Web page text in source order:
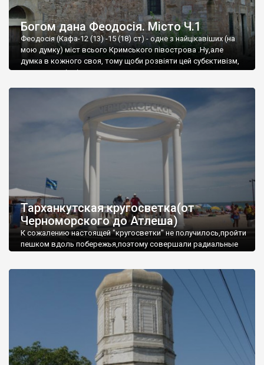
Богом дана Феодосія. Місто Ч.1
Феодосія (Кафа-12 (13) -15 (18) ст) - одне з найцікавіших (на
мою думку) міст всього Кримського півострова .Ну,але
думка в кожного своя, тому щоби розвіяти цей субєктивізм,
запрошую відвідати це
Тарханкутская кругосветка(от
Черноморского до Атлеша)
К сожалению настоящей "кругосветки" не получилось,пройти
пешком вдоль побережья,поэтому совершали радиальные